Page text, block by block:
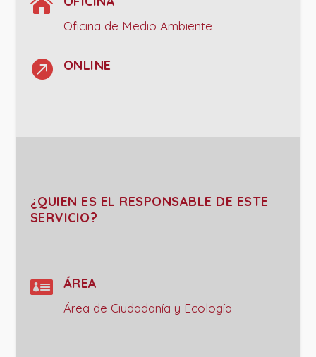
Oficina de Medio Ambiente
 ONLINE
¿QUIEN ES EL RESPONSABLE DE ESTE
SERVICIO?
 ÁREA
Área de Ciudadanía y Ecología